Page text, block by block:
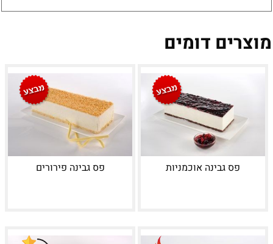
מוצרים דומים
פס גבינה אוכמניות פס גבינה פירורים